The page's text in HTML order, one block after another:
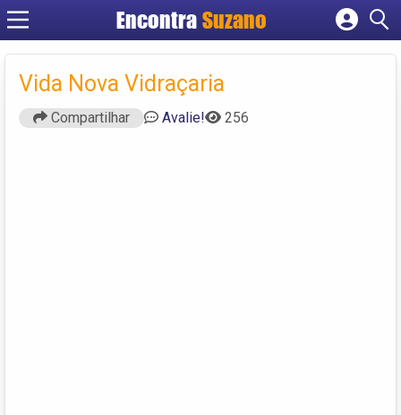
EncontraSuzano
Cadastrar empresa
Criar conta
Vida Nova Vidraçaria
Compartilhar Avalie! 256